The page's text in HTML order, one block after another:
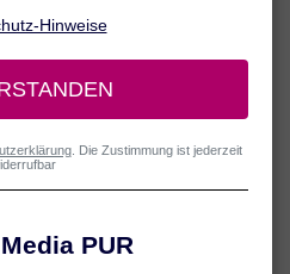
Umso wichtiger ist es, dass
Nase hilft.
was tun?